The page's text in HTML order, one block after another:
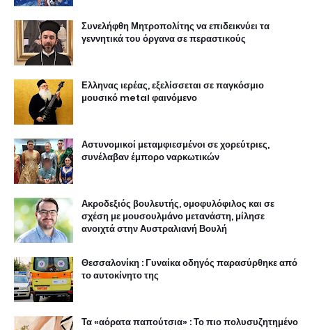
Συνελήφθη Μητροπολίτης να επιδεικνύει τα
γεννητικά του όργανα σε περαστικούς
Ελληνας ιερέας, εξελίσσεται σε παγκόσμιο
μουσικό metal φαινόμενο
Αστυνομικοί μεταμφιεσμένοι σε χορεύτριες,
συνέλαβαν έμπορο ναρκωτικών
Ακροδεξιός βουλευτής, ομοφυλόφιλος και σε
σχέση με μουσουλμάνο μετανάστη, μίλησε
ανοιχτά στην Αυστραλιανή Βουλή
Θεσσαλονίκη : Γυναίκα οδηγός παρασύρθηκε από
το αυτοκίνητο της
Τα «αόρατα παπούτσια» : Το πιο πολυσυζητημένο